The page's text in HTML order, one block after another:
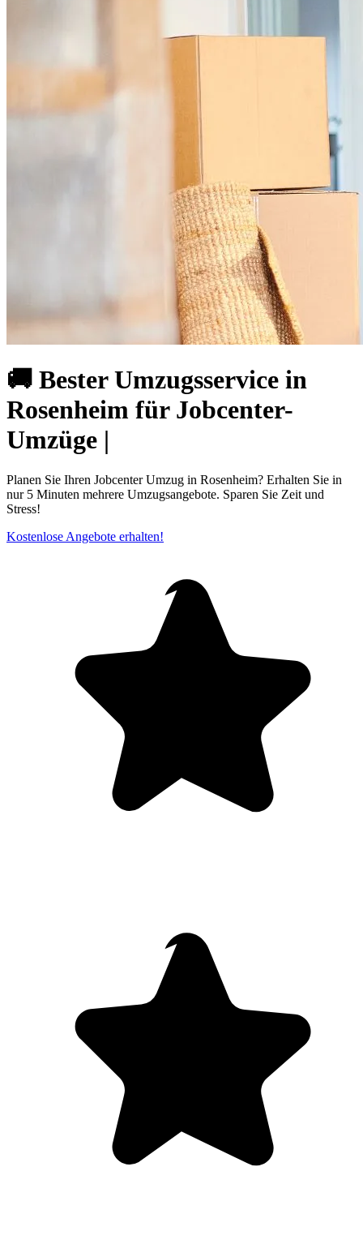
🚚 Bester Umzugsservice in
Rosenheim für Jobcenter-
Umzüge |
Planen Sie Ihren Jobcenter Umzug in Rosenheim? Erhalten Sie in
nur 5 Minuten mehrere Umzugsangebote. Sparen Sie Zeit und
Stress!
Kostenlose Angebote erhalten!